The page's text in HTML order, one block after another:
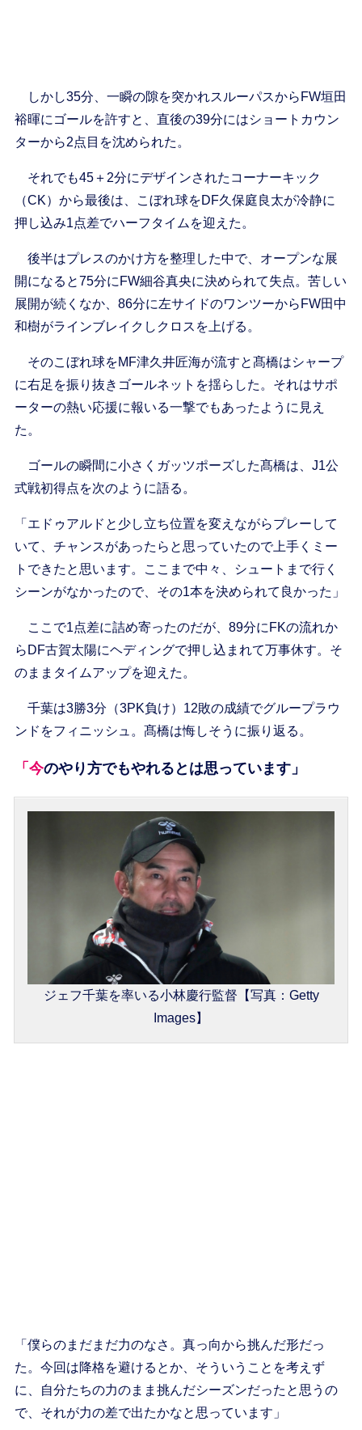
しかし35分、一瞬の隙を突かれスルーパスからFW垣田
裕暉にゴールを許すと、直後の39分にはショートカウン
ターから2点目を沈められた。
それでも45＋2分にデザインされたコーナーキック
（CK）から最後は、こぼれ球をDF久保庭良太が冷静に
押し込み1点差でハーフタイムを迎えた。
後半はプレスのかけ方を整理した中で、オープンな展
開になると75分にFW細谷真央に決められて失点。苦しい
展開が続くなか、86分に左サイドのワンツーからFW田中
和樹がラインブレイクしクロスを上げる。
そのこぼれ球をMF津久井匠海が流すと髙橋はシャープ
に右足を振り抜きゴールネットを揺らした。それはサポ
ーターの熱い応援に報いる一撃でもあったように見え
た。
ゴールの瞬間に小さくガッツポーズした髙橋は、J1公
式戦初得点を次のように語る。
「エドゥアルドと少し立ち位置を変えながらプレーして
いて、チャンスがあったらと思っていたので上手くミー
トできたと思います。ここまで中々、シュートまで行く
シーンがなかったので、その1本を決められて良かった」
ここで1点差に詰め寄ったのだが、89分にFKの流れか
らDF古賀太陽にヘディングで押し込まれて万事休す。そ
のままタイムアップを迎えた。
千葉は3勝3分（3PK負け）12敗の成績でグループラウ
ンドをフィニッシュ。髙橋は悔しそうに振り返る。
「今のやり方でもやれるとは思っています」
ジェフ千葉を率いる小林慶行監督【写真：Getty
Images】
「僕らのまだまだ力のなさ。真っ向から挑んだ形だっ
た。今回は降格を避けるとか、そういうことを考えず
に、自分たちの力のまま挑んだシーズンだったと思うの
で、それが力の差で出たかなと思っています」